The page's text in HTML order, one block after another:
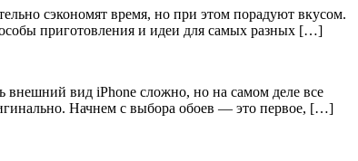
сэкономят время, но при этом порадуют вкусом.
приготовления и идеи для самых разных […]
внешний вид iPhone сложно, но на самом деле все
Начнем с выбора обоев — это первое, […]